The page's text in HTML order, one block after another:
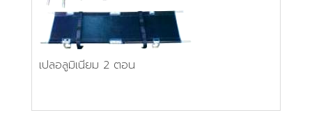
เปลอลูมิเนียม 2 ตอน